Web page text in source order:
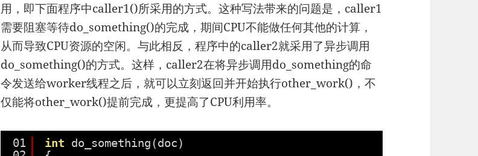
用，即下面程序中caller1()所采用的方式。这种写法带来的问题是，caller1
需要阻塞等待do_something()的完成，期间CPU不能做任何其他的计算，
从而导致CPU资源的空闲。与此相反，程序中的caller2就采用了异步调用
do_something()的方式。这样，caller2在将异步调用do_something的命
令发送给worker线程之后，就可以立刻返回并开始执行other_work()，不
仅能将other_work()提前完成，更提高了CPU利用率。
01
int do_something(doc)